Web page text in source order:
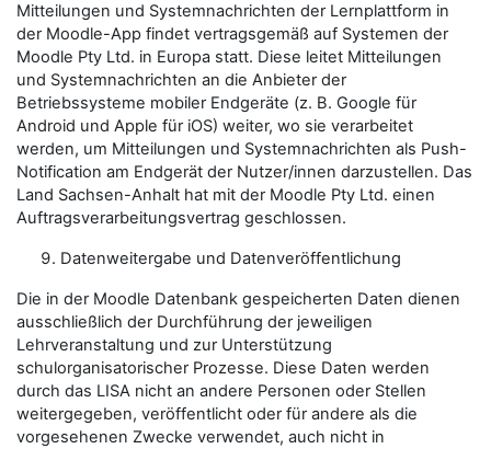
Mitteilungen und Systemnachrichten der Lernplattform in
der Moodle-App findet vertragsgemäß auf Systemen der
Moodle Pty Ltd. in Europa statt. Diese leitet Mitteilungen
und Systemnachrichten an die Anbieter der
Betriebssysteme mobiler Endgeräte (z. B. Google für
Android und Apple für iOS) weiter, wo sie verarbeitet
werden, um Mitteilungen und Systemnachrichten als Push-
Notification am Endgerät der Nutzer/innen darzustellen. Das
Land Sachsen-Anhalt hat mit der Moodle Pty Ltd. einen
Auftragsverarbeitungsvertrag geschlossen.
Datenweitergabe und Datenveröffentlichung
Die in der Moodle Datenbank gespeicherten Daten dienen
ausschließlich der Durchführung der jeweiligen
Lehrveranstaltung und zur Unterstützung
schulorganisatorischer Prozesse. Diese Daten werden
durch das LISA nicht an andere Personen oder Stellen
weitergegeben, veröffentlicht oder für andere als die
vorgesehenen Zwecke verwendet, auch nicht in